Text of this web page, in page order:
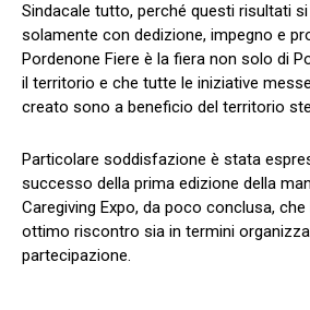
Sindacale tutto, perché questi risultati
solamente con dedizione, impegno e
Pordenone Fiere è la fiera non solo di
il territorio e che tutte le iniziative
creato sono a beneficio del territorio
Particolare soddisfazione è stata
successo della prima edizione della
Caregiving Expo, da poco conclusa,
ottimo riscontro sia in termini
partecipazione.